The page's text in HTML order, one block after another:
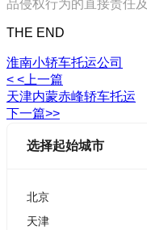
品侵权行为的直接责任
THE END
淮南小轿车托运公司
< <上一篇
天津内蒙赤峰轿车托运
下一篇>>
选择起始城市
北京
天津